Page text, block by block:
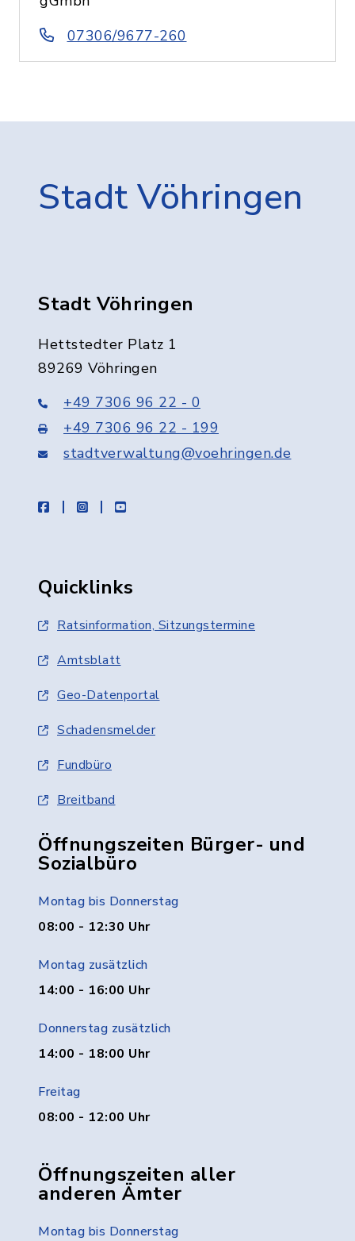
07306/9677-260
Stadt Vöhringen
Stadt Vöhringen
Hettstedter Platz 1
89269 Vöhringen
+49 7306 96 22 - 0
+49 7306 96 22 - 199
stadtverwaltung@voehringen.de
facebookinstagramyoutube
Quicklinks
Ratsinformation, Sitzungstermine
Amtsblatt
Geo-Datenportal
Schadensmelder
Fundbüro
Breitband
Öffnungszeiten Bürger- und
Sozialbüro
Montag bis Donnerstag
08:00 - 12:30 Uhr
Montag zusätzlich
14:00 - 16:00 Uhr
Donnerstag zusätzlich
14:00 - 18:00 Uhr
Freitag
08:00 - 12:00 Uhr
Öffnungszeiten aller
anderen Ämter
Montag bis Donnerstag